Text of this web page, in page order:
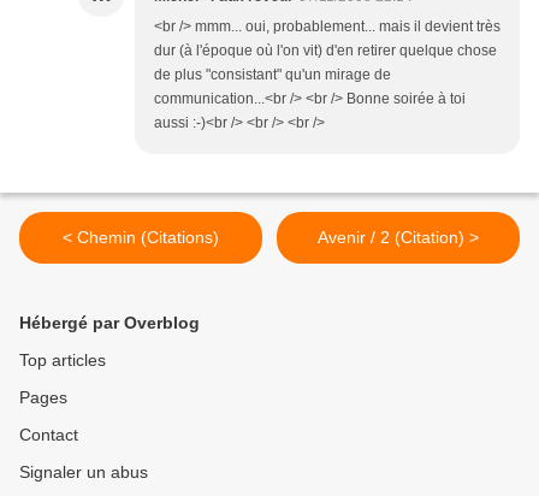
<br /> mmm... oui, probablement... mais il devient très
dur (à l'époque où l'on vit) d'en retirer quelque chose
de plus "consistant" qu'un mirage de
communication...<br /> <br /> Bonne soirée à toi
aussi :-)<br /> <br /> <br />
< Chemin (Citations) Avenir / 2 (Citation) >
Hébergé par Overblog
Top articles
Pages
Contact
Signaler un abus